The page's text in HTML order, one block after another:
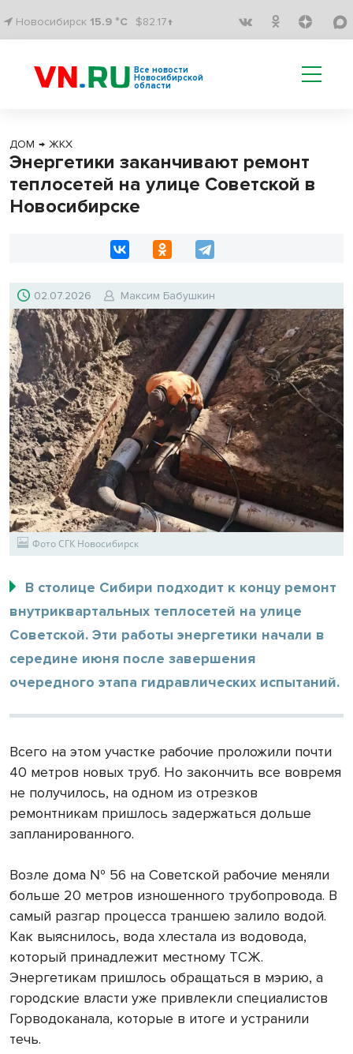
Новосибирск 15.9 °C $82.17↑
Все новости
Новосибирской
области
ДОМ → ЖКХ
Энергетики заканчивают ремонт
теплосетей на улице Советской в
Новосибирске
02.07.2026 Максим Бабушкин
Фото СГК Новосибирск
В столице Сибири подходит к концу ремонт
внутриквартальных теплосетей на улице
Советской. Эти работы энергетики начали в
середине июня после завершения
очередного этапа гидравлических испытаний.
Всего на этом участке рабочие проложили почти
40 метров новых труб. Но закончить все вовремя
не получилось, на одном из отрезков
ремонтникам пришлось задержаться дольше
запланированного.
Возле дома № 56 на Советской рабочие меняли
больше 20 метров изношенного трубопровода. В
самый разгар процесса траншею залило водой.
Как выяснилось, вода хлестала из водовода,
который принадлежит местному ТСЖ.
Энергетикам пришлось обращаться в мэрию, а
городские власти уже привлекли специалистов
Горводоканала, которые в итоге и устранили
течь.